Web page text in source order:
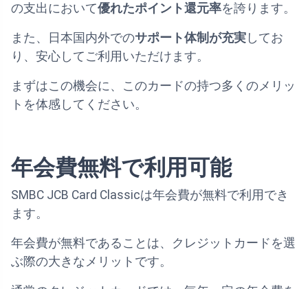
の支出において優れたポイント還元率を誇ります。
また、日本国内外でのサポート体制が充実 してお
り、安心してご利用いただけます。
まずはこの機会に、このカードの持つ多くのメリッ
トを体感してください。
年会費無料で利用可能
SMBC JCB Card Classicは年会費が無料で利用でき
ます。
年会費が無料であることは、クレジットカードを選
ぶ際の大きなメリットです。